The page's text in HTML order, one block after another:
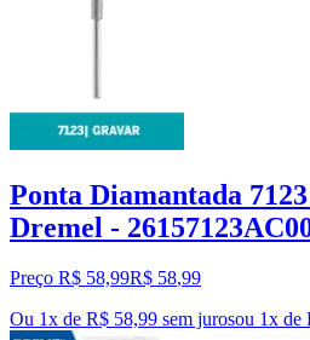
Ponta Diamantada
Dremel -
Preço R$ 58,99R$ 58,99
Ou 1x de R$ 58,99 sem jurosou 1x de